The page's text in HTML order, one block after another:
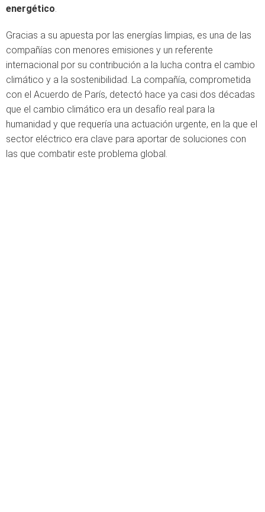
energético.
Gracias a su apuesta por las energías limpias, es una de las
compañías con menores emisiones y un referente
internacional por su contribución a la lucha contra el cambio
climático y a la sostenibilidad. La compañía, comprometida
con el Acuerdo de París, detectó hace ya casi dos décadas
que el cambio climático era un desafío real para la
humanidad y que requería una actuación urgente, en la que el
sector eléctrico era clave para aportar de soluciones con
las que combatir este problema global.